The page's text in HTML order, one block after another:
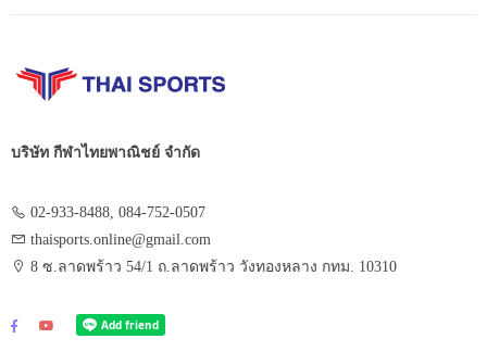
บริษัท กีฬาไทยพาณิชย์ จำกัด
02-933-8488, 084-752-0507
thaisports.online@gmail.com
8 ซ.ลาดพร้าว 54/1 ถ.ลาดพร้าว วังทองหลาง กทม. 10310